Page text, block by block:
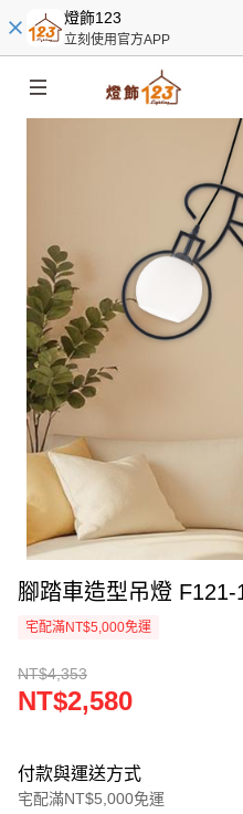
燈飾123
立刻使用官方APP
腳踏車造型吊燈 F121-
宅配滿NT$5,000免運
NT$4,353
NT$2,580
付款與運送方式
宅配滿NT$5,000免運